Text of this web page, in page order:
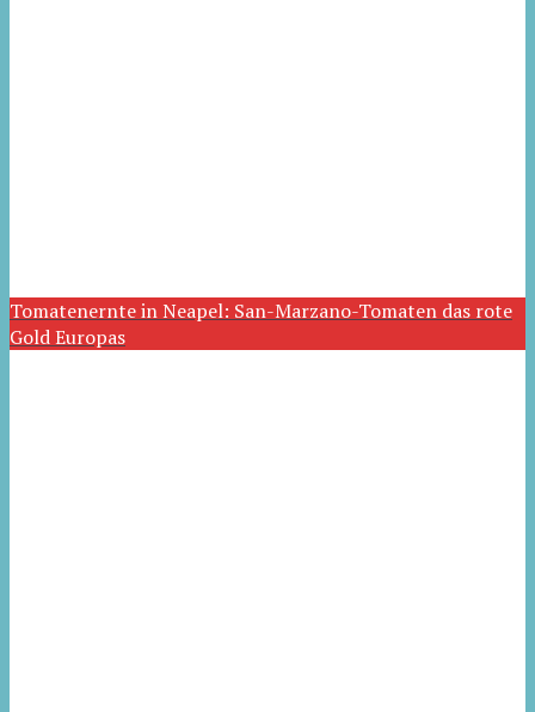
Tomatenernte in Neapel: San-Marzano-Tomaten das rote
Gold Europas